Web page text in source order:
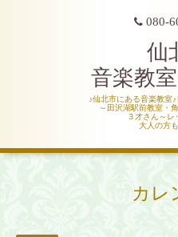
080-
仙
音楽教
♪仙北市にある音楽教室
～田沢湖駅前教室・
３才さん～レ
大人の方
カレ